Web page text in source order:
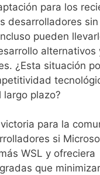
para los
desarrolladores sin
pueden
alternativos
¿Esta situación
largo plazo?
para la
si
WSL y ofreciera
que